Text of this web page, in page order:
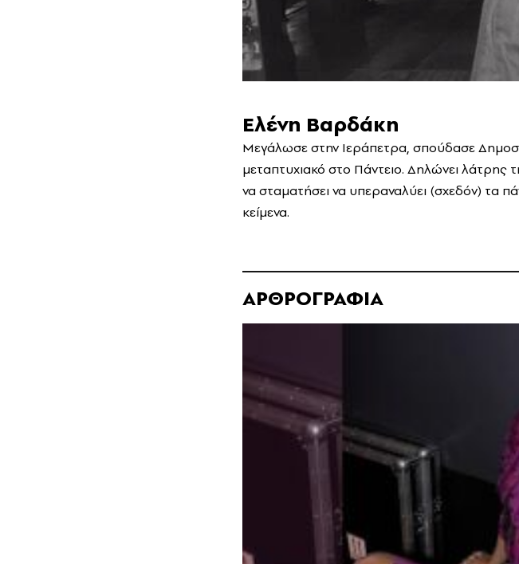
Ελένη Βαρδάκη
Μεγάλωσε στην Ιεράπετρα, σπούδασε
μεταπτυχιακό στο Πάντειο. Δηλώνει λάτρης
να σταματήσει να υπεραναλύει (σχεδόν) τα
κείμενα.
ΑΡΘΡΟΓΡΑΦΙΑ